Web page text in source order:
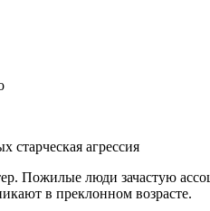
старческая агрессия
Пожилые люди зачастую
в преклонном возрасте.